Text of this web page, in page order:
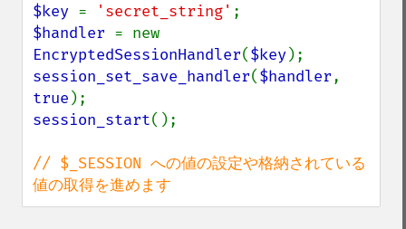
$key = 'secret_string'
$handler
EncryptedSessionHandler($key
session_set_save_handler($handler
true
session_start();
// $_SESSION への値の設定や格納されている
値の取得を進めます